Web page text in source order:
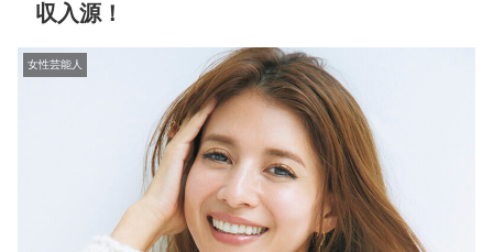
収入源！
女性芸能人